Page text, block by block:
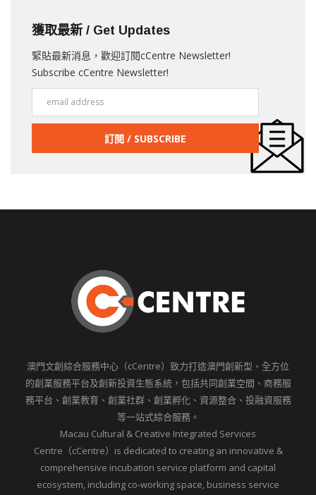
獲取最新 / Get Updates
緊貼最新消息，歡迎訂閱cCentre Newsletter!
Subscribe cCentre Newsletter!
澳門文創綜合服務中心（cCentre）致力打造澳門創新型、全方位
的創業服務平台及創新投資生態系統，包括共同創業空間、商務服
務平台、創業教育、創業社群、創業孵化、資源整合、投融資服務
等一站式綜合服務。
Macau Cultural & Creative Integrated Services
Centre（cCentre）is dedicated to creating an innovative &
comprehensive incubation service platform and capital
ecosystem, including co-working space, business service